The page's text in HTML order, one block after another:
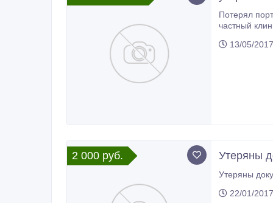
Потерял
частный
13/05/2017
2 000 руб. Утеряны
Утеряны
22/01/2017